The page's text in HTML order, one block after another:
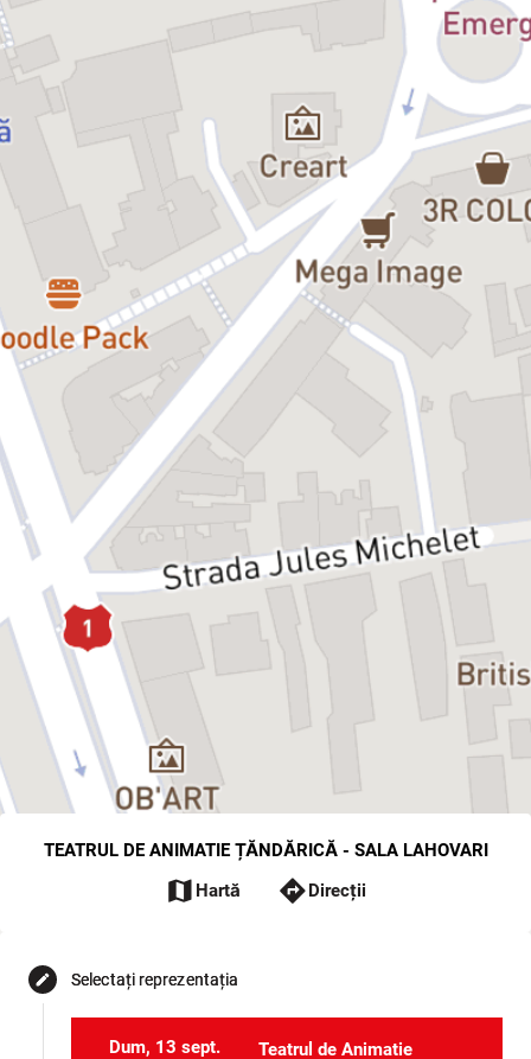
orgoliu care a transformat un vis într-un coșmar. Asta m-a
interesat să descoperim în „Frumoasa și Bestia“, acest drum
interior pe care îl parcurge bestia, felul în care își înfruntă
temerile cele mai cumplite (mai ales pe cea că nu poate sau nu
merită să fie iubit) și că, nu doar dragostea, ci și înțelegerea,
acceptarea necondiționată și un strop de bunătate ne pot salva.
De bestia din noi.”
Bobi Pricop, regizor
TEATRUL DE ANIMATIE ȚĂNDĂRICĂ - SALA LAHOVARI
map Hartă directionsDirecții
edit Selectați reprezentația
Dum, 13 sept.
Teatrul de Animatie